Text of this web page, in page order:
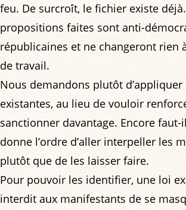
feu. De surcroît, le fichier existe
propositions faites sont anti-
républicaines et ne changeront rien
de travail.
Nous demandons plutôt d’appliquer
existantes, au lieu de vouloir
sanctionner davantage. Encore faut-
donne l’ordre d’aller interpeller les
plutôt que de les laisser faire.
Pour pouvoir les identifier, une loi
interdit aux manifestants de se